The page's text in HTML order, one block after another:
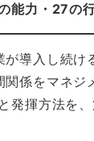
能力・27の
導入し続け
関係をマネ
発揮方法を